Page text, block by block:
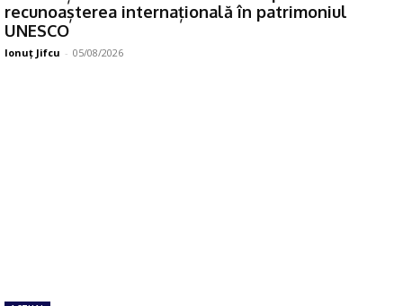
recunoașterea internațională în patrimoniul
UNESCO
Ionuţ Jifcu - 05/08/2026